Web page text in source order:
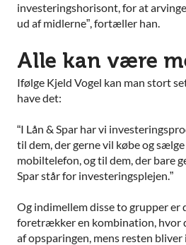
investeringshorisont, for at
ud af midlerne”, fortæller han.
Alle kan være
Ifølge Kjeld Vogel kan man stort
have det:
“I Lån & Spar har vi
til dem, der gerne vil købe og
mobiltelefon, og til dem, der bare
Spar står for investeringsplejen.”
Og indimellem disse to grupper er
foretrækker en kombination, hvor
af opsparingen, mens resten